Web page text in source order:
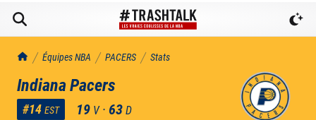
TrashTalk Actu NBA
Équipes NBA PACERS Stats
Indiana Pacers
#14 EST 19 V ·63D